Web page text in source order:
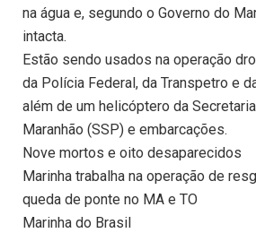
na água e, segundo o Governo do
intacta.
Estão sendo usados na operação
da Polícia Federal, da Transpetro e
além de um helicóptero da
Maranhão (SSP) e embarcações.
Nove mortos e oito desaparecidos
Marinha trabalha na operação de
queda de ponte no MA e TO
Marinha do Brasil